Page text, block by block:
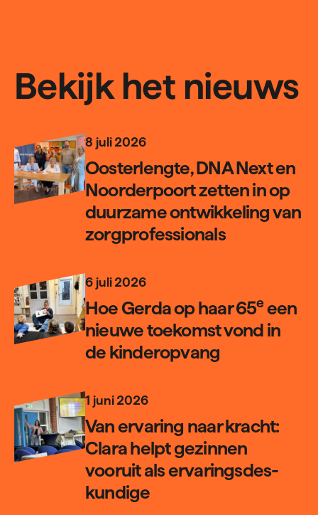
Bekijk het nieuws
8 juli 2026
Oos­ter­lengte,DNANext en
Noor­derpoort zetten in op
duurzame ont­wik­keling van
zorg­pro­fes­sionals
6 juli 2026
Hoe Gerda op haar65eeen
nieuwe toekomst vond in
de kin­der­opvang
1 juni 2026
Van ervaring naar kracht:
Clara helpt gezinnen
vooruit als erva­rings­des­
kundige